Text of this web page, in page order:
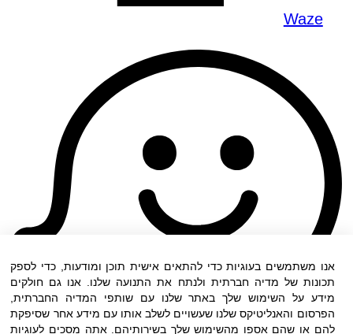
Waze
אנו משתמשים בעוגיות כדי להתאים אישית תוכן ומודעות, כדי לספק
תכונות של מדיה חברתית ולנתח את התנועה שלנו. אנו גם חולקים
מידע על השימוש שלך באתר שלנו עם שותפי המדיה החברתית,
הפרסום והאנליטיקס שלנו שעשויים לשלב אותו עם מידע אחר שסיפקת
להם או שהם אספו מהשימוש שלך בשירותיהם. אתה מסכים לעוגיות